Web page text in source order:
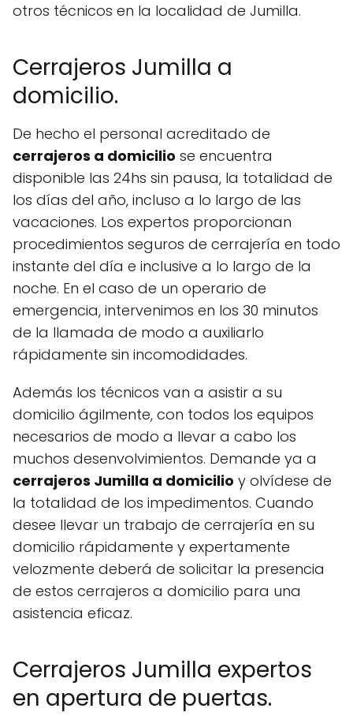
otros técnicos en la localidad de Jumilla.
Cerrajeros Jumilla a
domicilio.
De hecho el personal acreditado de
cerrajeros a domicilio se encuentra
disponible las 24hs sin pausa, la totalidad de
los días del año, incluso a lo largo de las
vacaciones. Los expertos proporcionan
procedimientos seguros de cerrajería en todo
instante del día e inclusive a lo largo de la
noche. En el caso de un operario de
emergencia, intervenimos en los 30 minutos
de la llamada de modo a auxiliarlo
rápidamente sin incomodidades.
Además los técnicos van a asistir a su
domicilio ágilmente, con todos los equipos
necesarios de modo a llevar a cabo los
muchos desenvolvimientos. Demande ya a
cerrajeros Jumilla a domicilio y olvídese de
la totalidad de los impedimentos. Cuando
desee llevar un trabajo de cerrajería en su
domicilio rápidamente y expertamente
velozmente deberá de solicitar la presencia
de estos cerrajeros a domicilio para una
asistencia eficaz.
Cerrajeros Jumilla expertos
en apertura de puertas.